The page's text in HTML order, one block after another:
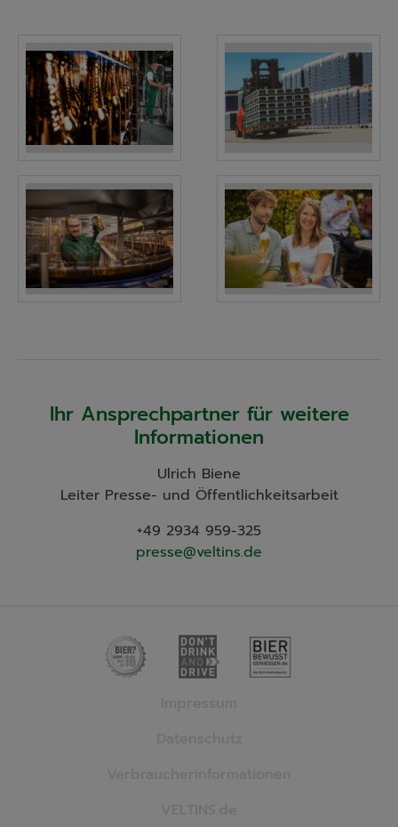
Ihr Ansprechpartner für weitere
Informationen
Ulrich Biene
Leiter Presse- und Öffentlichkeitsarbeit
+49 2934 959-325
presse@veltins.de